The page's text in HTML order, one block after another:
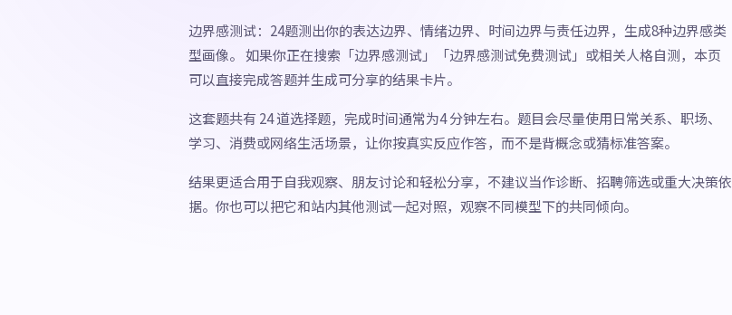
边界感测试：24题测出你的表达边界、情绪边界、时间边界与责任边界，生成8种边界感类
型画像。 如果你正在搜索「边界感测试」「边界感测试免费测试」或相关人格自测，本页
可以直接完成答题并生成可分享的结果卡片。
这套题共有 24 道选择题，完成时间通常为4 分钟左右。题目会尽量使用日常关系、职场、
学习、消费或网络生活场景，让你按真实反应作答，而不是背概念或猜标准答案。
结果更适合用于自我观察、朋友讨论和轻松分享，不建议当作诊断、招聘筛选或重大决策依
据。你也可以把它和站内其他测试一起对照，观察不同模型下的共同倾向。